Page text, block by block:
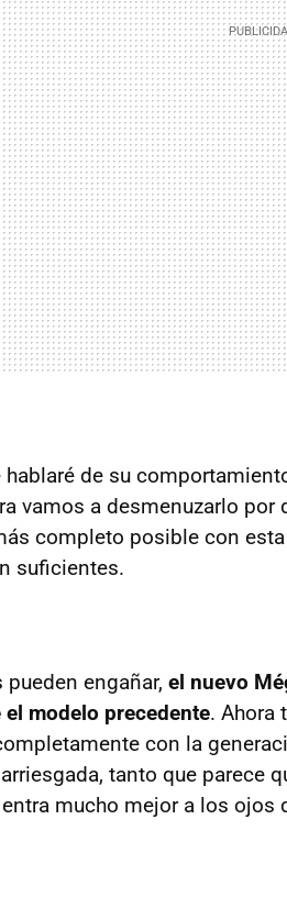
de su
vamos a desmenuzarlo
completo posible con
suficientes.
engañar, el nuevo
el modelo precedente. Ahora
con la
tanto que parece
entra mucho mejor a los ojos